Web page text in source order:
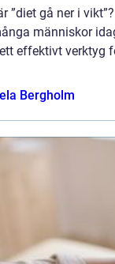
”diet gå ner i
människor
effektivt verktyg
Bergholm